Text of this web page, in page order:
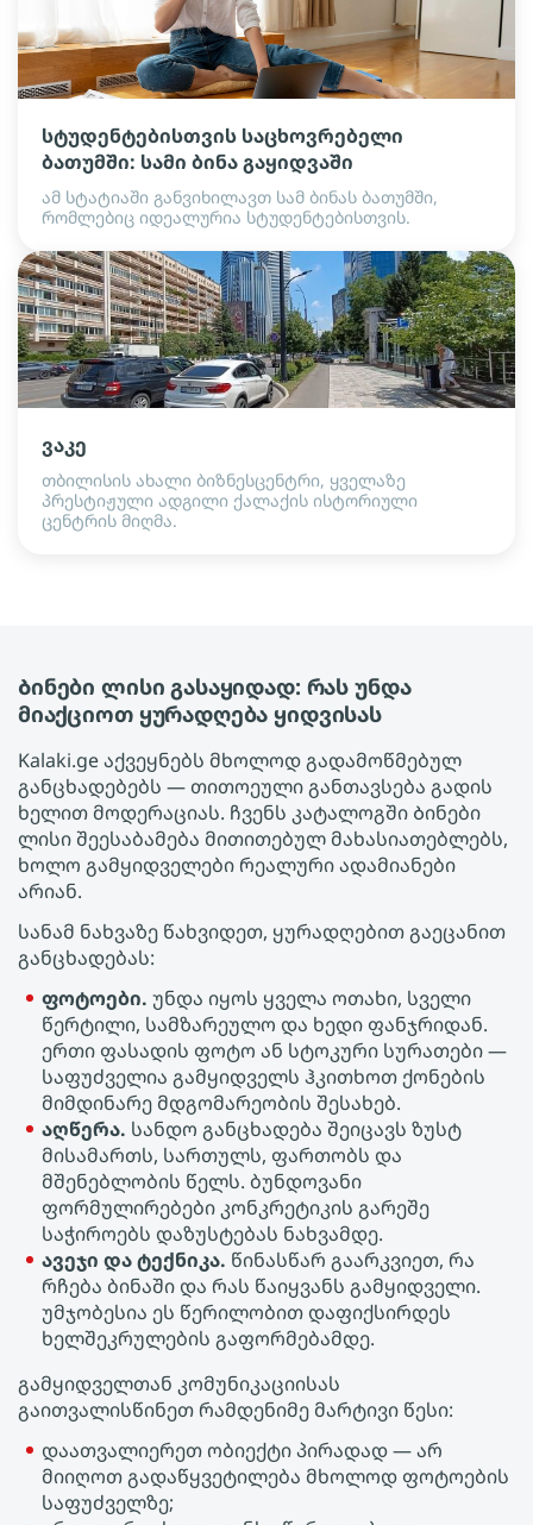
სტუდენტებისთვის საცხოვრებელი
ბათუმში: სამი ბინა გაყიდვაში
ამ სტატიაში განვიხილავთ სამ ბინას ბათუმში,
რომლებიც იდეალურია სტუდენტებისთვის.
ვაკე
თბილისის ახალი ბიზნესცენტრი, ყველაზე
პრესტიჟული ადგილი ქალაქის ისტორიული
ცენტრის მიღმა.
Ბინები ლისი გასაყიდად: რას უნდა
მიაქციოთ ყურადღება ყიდვისას
Kalaki.ge აქვეყნებს მხოლოდ გადამოწმებულ
განცხადებებს — თითოეული განთავსება გადის
ხელით მოდერაციას. ჩვენს კატალოგში Ბინები
ლისი შეესაბამება მითითებულ მახასიათებლებს,
ხოლო გამყიდველები რეალური ადამიანები
არიან.
სანამ ნახვაზე წახვიდეთ, ყურადღებით გაეცანით
განცხადებას:
ფოტოები. უნდა იყოს ყველა ოთახი, სველი
წერტილი, სამზარეულო და ხედი ფანჯრიდან.
ერთი ფასადის ფოტო ან სტოკური სურათები —
საფუძველია გამყიდველს ჰკითხოთ ქონების
მიმდინარე მდგომარეობის შესახებ.
აღწერა. სანდო განცხადება შეიცავს ზუსტ
მისამართს, სართულს, ფართობს და
მშენებლობის წელს. ბუნდოვანი
ფორმულირებები კონკრეტიკის გარეშე
საჭიროებს დაზუსტებას ნახვამდე.
ავეჯი და ტექნიკა. წინასწარ გაარკვიეთ, რა
რჩება ბინაში და რას წაიყვანს გამყიდველი.
უმჯობესია ეს წერილობით დაფიქსირდეს
ხელშეკრულების გაფორმებამდე.
გამყიდველთან კომუნიკაციისას
გაითვალისწინეთ რამდენიმე მარტივი წესი:
დაათვალიერეთ ობიექტი პირადად — არ
მიიღოთ გადაწყვეტილება მხოლოდ ფოტოების
საფუძველზე;